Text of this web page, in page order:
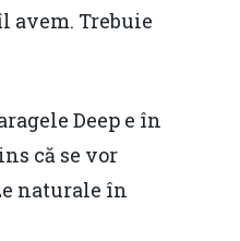
avem. Trebuie
Deep e în
că se vor
naturale în